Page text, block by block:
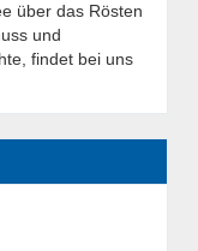
über das Rösten
und
findet bei uns